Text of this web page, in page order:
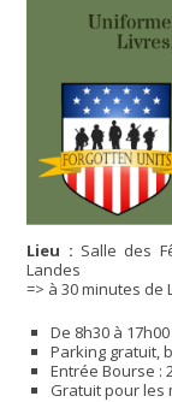
Lieu : Salle des
Landes
=> à 30 minutes de
De 8h30 à 17h00
Parking gratuit,
Entrée Bourse :
Gratuit pour les